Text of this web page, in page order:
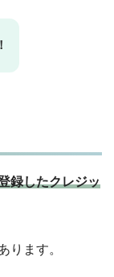
録したクレジッ
ります。